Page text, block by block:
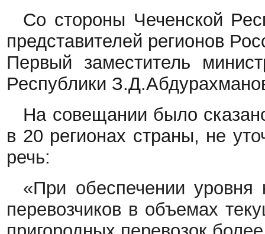
Со стороны Чеченской
представителей регионов
Первый заместитель
Республики
На совещании было
в 20 регионах страны, не
речь:
«При обеспечении
перевозчиков в объемах